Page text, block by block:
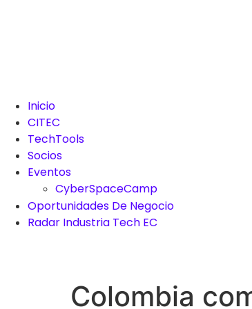
Inicio
CITEC
TechTools
Socios
Eventos
CyberSpaceCamp
Oportunidades De Negocio
Radar Industria Tech EC
Colombia